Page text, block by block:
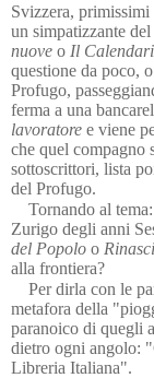
Svizzera,
un simpatizzante
nuove o Il
questione da poco,
Profugo,
ferma a una
lavoratore e viene
che quel compagno
sottoscrittori, lista
del Profugo.
Tornando al tema:
Zurigo degli anni
del Popolo o
alla frontiera?
Per dirla con le
metafora della
paranoico di quegli
dietro ogni angolo:
Libreria Italiana".